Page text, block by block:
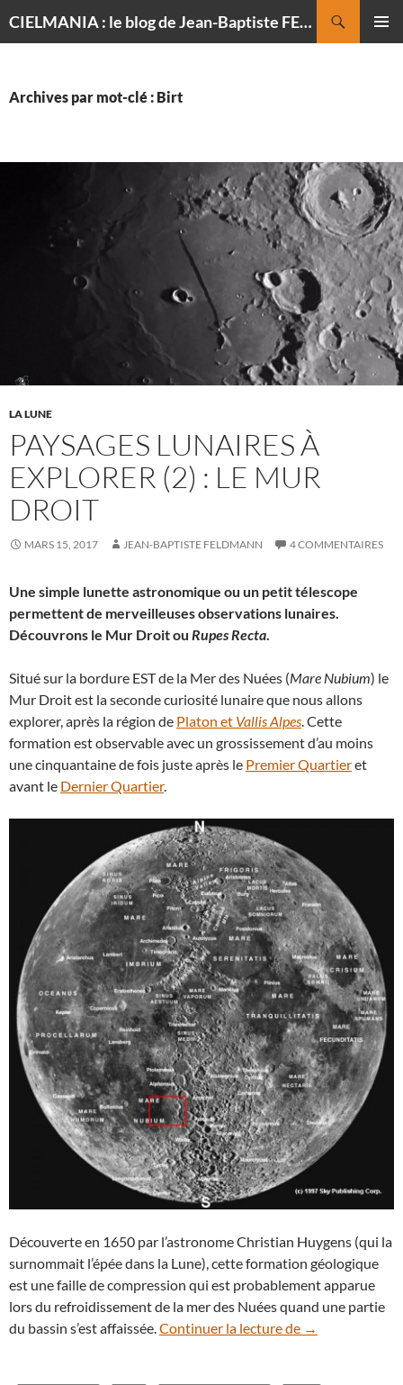
CIELMANIA : le blog de Jean-Baptiste FELDMANN, photographe du ciel
Archives par mot-clé : Birt
LA LUNE
PAYSAGES LUNAIRES À
EXPLORER (2) : LE MUR
DROIT
MARS 15, 2017 JEAN-BAPTISTE FELDMANN 4 COMMENTAIRES
Une simple lunette astronomique ou un petit télescope
permettent de merveilleuses observations lunaires.
Découvrons le Mur Droit ou Rupes Recta.
Situé sur la bordure EST de la Mer des Nuées (Mare Nubium) le
Mur Droit est la seconde curiosité lunaire que nous allons
explorer, après la région de Platon et Vallis Alpes. Cette
formation est observable avec un grossissement d’au moins
une cinquantaine de fois juste après le Premier Quartieret
avant le Dernier Quartier.
Découverte en 1650 par l’astronome Christian Huygens (qui la
surnommait l’épée dans la Lune), cette formation géologique
est une faille de compression qui est probablement apparue
lors du refroidissement de la mer des Nuées quand une partie
du bassin s’est affaissée. Continuer la lecture de Paysages
→